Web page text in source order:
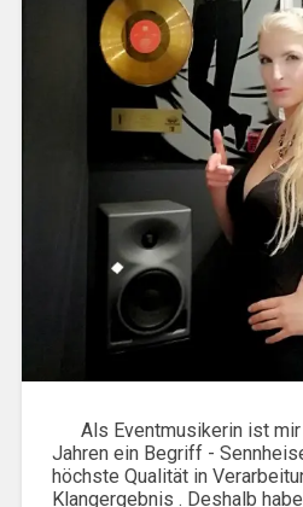
Als Eventmusikerin ist mir
Jahren ein Begriff -
höchste Qualität in
Klangergebnis . Deshalb